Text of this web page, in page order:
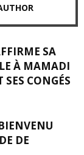
SA
À MAMADI
CONGÉS
DE